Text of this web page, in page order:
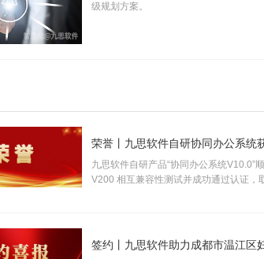
级规划方案。
荣誉丨九思软件自研协同办公系统
九思软件自研产品“协同办公系统V10.0”
V200 相互兼容性测试并成功通过认证，
签约丨九思软件助力成都市温江区